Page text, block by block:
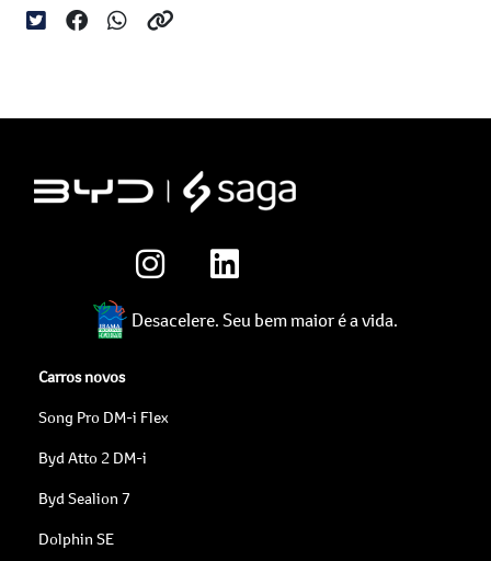
Desacelere. Seu bem maior é a vida.
Carros novos
Song Pro DM-i Flex
Byd Atto 2 DM-i
Byd Sealion 7
Dolphin SE